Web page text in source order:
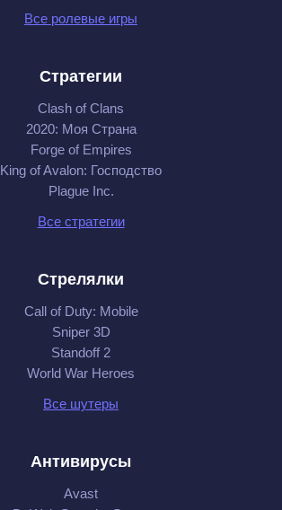
Все ролевые игры
Стратегии
Clash of Clans
2020: Моя Cтрана
Forge of Empires
King of Avalon: Господство
Plague Inc.
Все стратегии
Стрелялки
Call of Duty: Mobile
Sniper 3D
Standoff 2
World War Heroes
Все шутеры
Антивирусы
Avast